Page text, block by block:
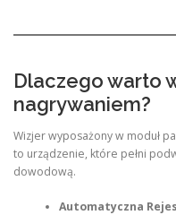
Dlaczego warto
nagrywaniem?
Wizjer wyposażony w moduł
to urządzenie, które pełni
dowodową.
Automatyczna